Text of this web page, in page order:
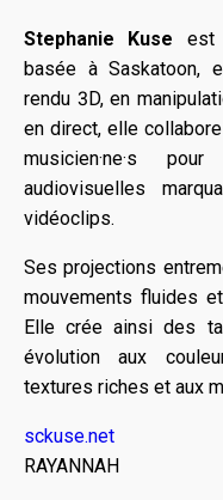
Stephanie Kuse est
basée à Saskatoon,
rendu 3D, en
en direct, elle
musicien·ne·s
audiovisuelles
vidéoclips.
Ses projections
mouvements fluides
Elle crée ainsi des
évolution aux
textures riches et aux
sckuse.net
RAYANNAH